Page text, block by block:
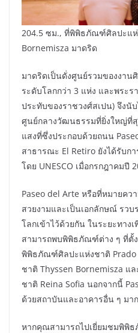
204.5 ซม., ที่พิพิธภัณฑ์ศิลปะแห่
Bornemisza มาดริด
มาดริดเป็นดั่งศูนย์รวมของงา
ระดับโลกกว่า 3 แห่ง และพระ
ประทับของราชวงศ์สเปน) จึงนั
ศูนย์กลางวัฒนธรรมที่ยิ่งใหญ่ที่
แสงที่ซึ่งประกอบด้วยถนน
สาธารณะ El Retiro ยังได้รับก
โดย UNESCO เมื่อกรกฎาคมปี
Paseo del Arte หรือที่หมายคว
สวยงามและเป็นเอกลักษณ์ รว
โลกเข้าไว้ด้วยกัน ในระยะทาง
สามารถพบพิพิธภัณฑ์ต่าง ๆ ที่ตั้
พิพิธภัณฑ์ศิลปะแห่งชาติ
ชาติ Thyssen Bornemisza
ชาติ Reina Sofia นอกจากนี้
ด้วยสถาบันและอาคารอื่น ๆ มา
หากคุณสามารถไปเยี่ยมชมพิพิธ